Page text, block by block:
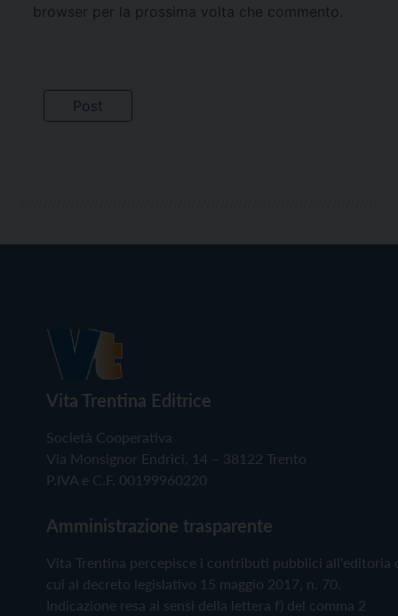
browser per la prossima volta che commento.
Vita Trentina Editrice
Società Cooperativa
Via Monsignor Endrici, 14 – 38122 Trento
P.IVA e C.F. 00199960220
Amministrazione trasparente
Vita Trentina percepisce i contributi pubblici all'editoria
cui al decreto legislativo 15 maggio 2017, n. 70.
Indicazione resa ai sensi della lettera f) del comma 2